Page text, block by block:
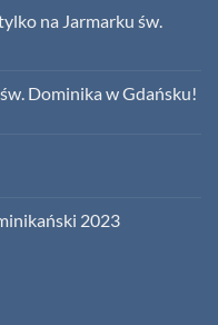
na Jarmarku św.
Dominika w Gdańsku!
2023